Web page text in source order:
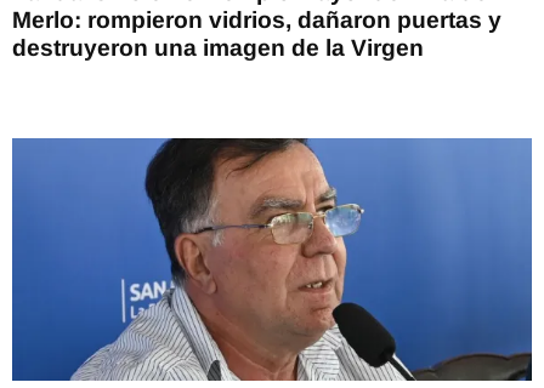
Merlo: rompieron vidrios, dañaron puertas y
destruyeron una imagen de la Virgen